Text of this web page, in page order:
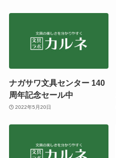
ナガサワ文具センター 140
周年記念セール中
2022年5月20日